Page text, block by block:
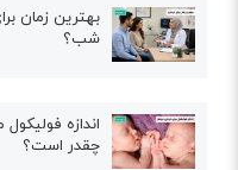
بهترین زمان
شب؟
اندازه
چقدر است؟